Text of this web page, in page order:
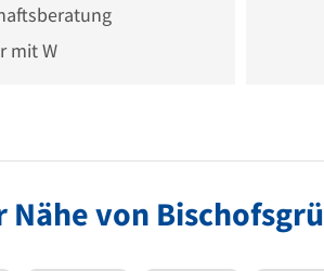
mit W
Nähe von